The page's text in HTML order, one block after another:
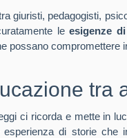
giuristi, pedagogisti,
leesigenze
possano compromettere
tra
ci ricorda e mette in
di storie che